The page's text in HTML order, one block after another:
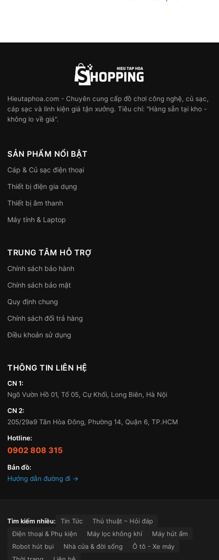
Hieutaphoa.com - Chuyên cung cấp đồ chơi công nghệ, củ sạc,
cáp sạc và linh kiện giá tận xưởng. Tiêu chí: "Hàng sẵn tại kho -
không lo về giá".
SẢN PHẨM NỔI BẬT
Cáp & Củ sạc điện thoại
Thiết bị điện gia dụng
Thiết bị âm thanh
Máy tính & Laptop
TRUNG TÂM HỖ TRỢ
Chính sách bảo hành
Chính sách bảo mật
Quy định chung
Chính sách đổi trả hàng
Điều khoản sử dụng
THÔNG TIN LIÊN HỆ
CN 1:
Ngõ Vườn Hồ 01, Tổ 05, Cự Khối, Long Biên, Hà Nội
CN 2:
205/29a9 Tân Hòa Đông, Phường 14, Quận 6, TP.HCM
Hotline:
0902 808 315
Bản đồ:
Hướng dẫn đường đi →
Tìm kiếm nhiều: Tin Tức
Thủ thuật – Hỏi đáp
Điện thoại & Phụ kiện
Máy lọc không khí
Máy hút ẩm
Robot hút bụi
Nhà cửa & đời sống
Ô tô - Xe máy